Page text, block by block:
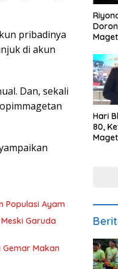
pribadinya
di akun
Dan, sekali
Populasi Ayam
Garuda
Makan
Ikan,
Hari
80,